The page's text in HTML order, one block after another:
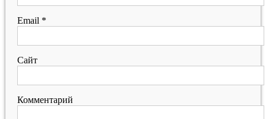
Email *
Сайт
Комментарий